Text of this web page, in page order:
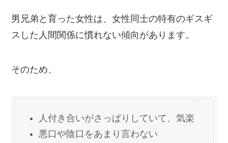
男兄弟と育った女性は、女性同士の特有のギスギ
スした人間関係に慣れない傾向があります。
そのため、
人付き合いがさっぱりしていて、気楽
悪口や陰口をあまり言わない